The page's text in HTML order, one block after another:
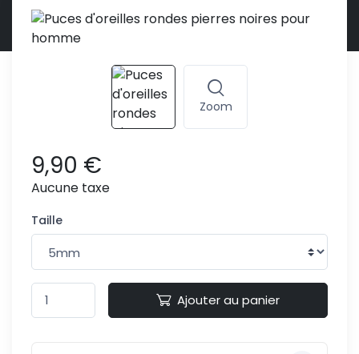
Zoom
9,90 €
Aucune taxe
Taille
Ajouter au panier